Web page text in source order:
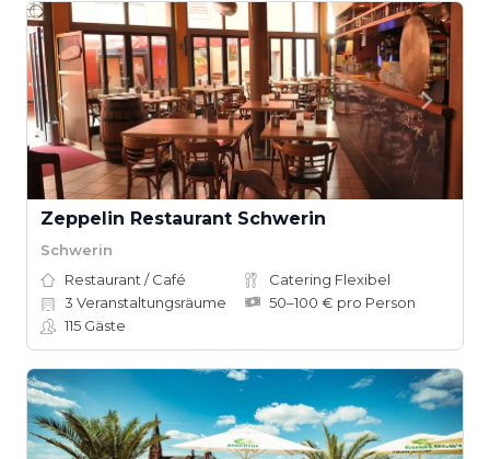
Zeppelin Restaurant Schwerin
Schwerin
Restaurant / Café
Catering Flexibel
3 Veranstaltungsräume
50–100 € pro Person
115 Gäste